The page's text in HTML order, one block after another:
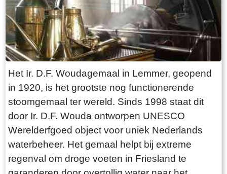
erfgoedcollecties die met ErfgoedCMS™ zijn
opgebouwd en ontsloten. U krijgt daarmee een
goed beeld van de mogelijkheden die het
systeem biedt voor het beheren, verrijken en
presenteren van lokaal erfgoed. Heeft u
belangstelling voor historisch beeldmateriaal of
bent u benieuwd naar de mogelijkheden van
ErfgoedCMS™? Meld u dan aan via
bauke@erfgoedcms.nl. De deelnamekosten
bedragen € 25,- per organisatie. Het aantal
plaatsen is beperkt, dus wacht niet te lang met
aanmelden.hr Nieuwe Signing module (QR-
Het Ir. D.F. Woudagemaal in Lemmer, geopend
in 1920, is het grootste nog functionerende
stoomgemaal ter wereld. Sinds 1998 staat dit
door Ir. D.F. Wouda ontworpen UNESCO
Werelderfgoed object voor uniek Nederlands
waterbeheer. Het gemaal helpt bij extreme
regenval om droge voeten in Friesland te